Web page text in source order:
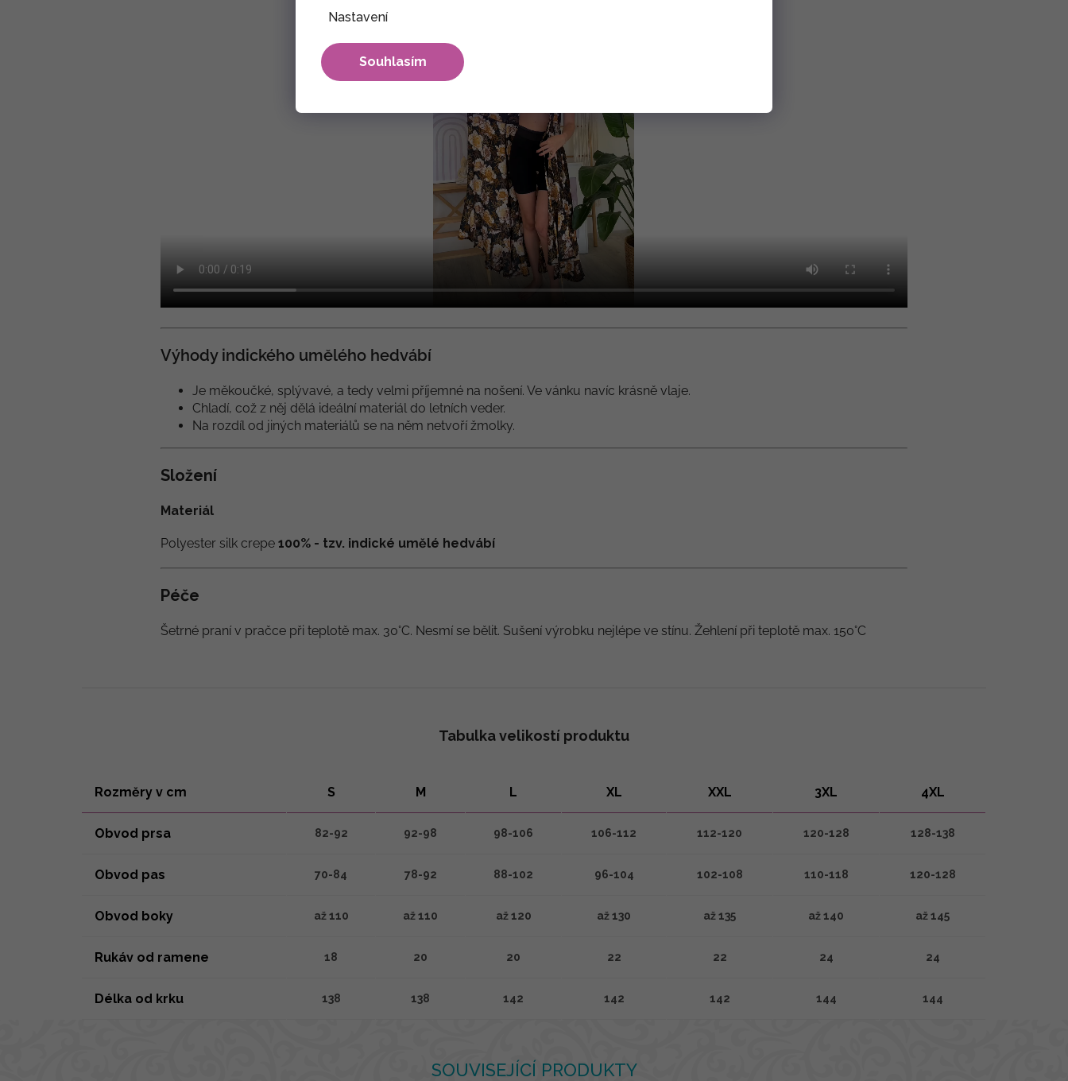
Nastavení
Souhlasím
SOUVISEJÍCÍ PRODUKTY
Výhody indického umělého hedvábí
Je měkoučké, splývavé, a tedy velmi příjemné na nošení. Ve vánku navíc krásně vlaje.
Chladí, což z něj dělá ideální materiál do letních veder.
Na rozdíl od jiných materiálů se na něm netvoří žmolky.
Složení
Materiál
Polyester silk crepe 100% - tzv. indické umělé hedvábí
Péče
Šetrné praní v pračce při teplotě max. 30°C. Nesmí se bělit. Sušení výrobku nejlépe ve stínu. Žehlení při teplotě max. 150°C
Tabulka velikostí produktu
Rozměry v cm S M L XL XXL 3XL 4XL
Obvod prsa 82-92 92-98 98-106 106-112 112-120 120-128 128-138
Obvod pas 70-84 78-92 88-102 96-104 102-108 110-118 120-128
Obvod boky až 110 až 110 až 120 až 130 až 135 až 140 až 145
Rukáv od ramene 18 20 20 22 22 24 24
Délka od krku 138 138 142 142 142 144 144